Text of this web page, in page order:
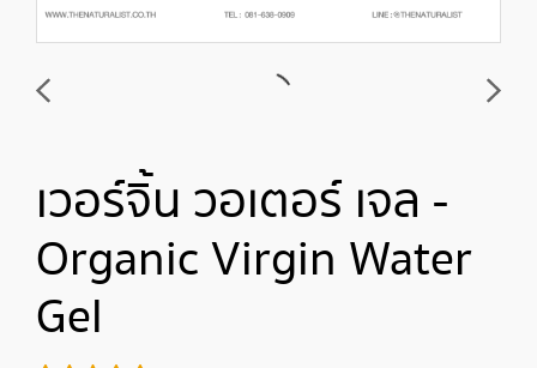
เวอร์จิ้น วอเตอร์ เจล -
Organic Virgin Water
Gel